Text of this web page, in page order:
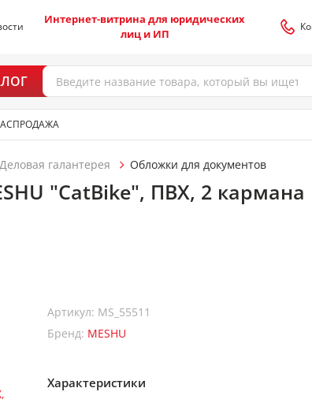
Интернет-витрина для юридических
лиц и ИП
Деловая галантерея Обложки для документов
"CatBike", ПВХ, 2 кармана
Артикул: MS_55511
Бренд: MESHU
Характеристики